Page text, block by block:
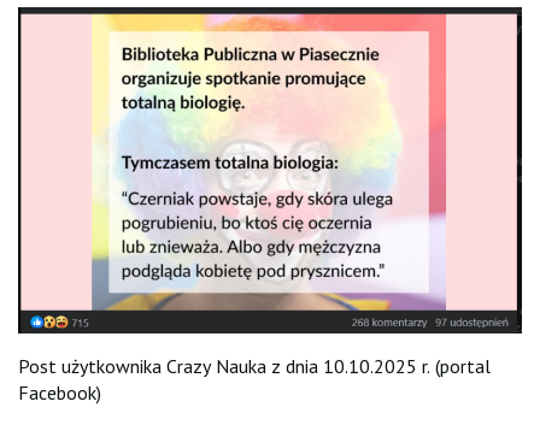
Post użytkownika Crazy Nauka z dnia 10.10.2025 r. (portal
Facebook)